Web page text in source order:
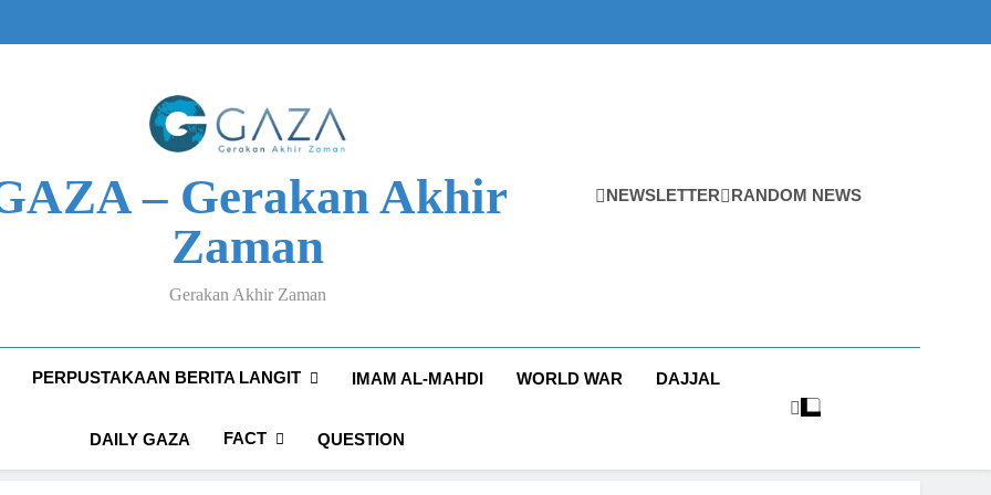
– Gerakan Akhir
Zaman
Gerakan Akhir Zaman
NEWSLETTER RANDOM NEWS
PERPUSTAKAAN BERITA LANGIT IMAM AL-MAHDI WORLD WAR DAJJAL
DAILY GAZA FACT QUESTION